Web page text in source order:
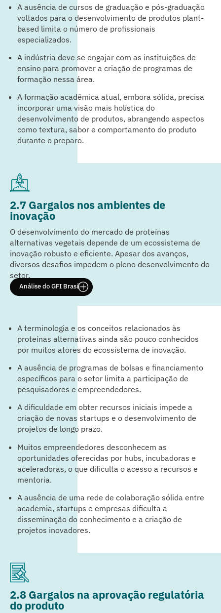
A ausência de cursos de graduação e pós-graduação
voltados para o desenvolvimento de produtos plant-
based limita o número de profissionais
especializados.
A indústria deve se engajar com as instituições de
ensino para promover a criação de programas de
formação nessa área.
A formação acadêmica atual, embora sólida, precisa
incorporar uma visão mais holística do
desenvolvimento de produtos, abrangendo aspectos
como textura, sabor e comportamento do produto
durante o preparo.
2.7 Gargalos nos ambientes de
inovação
O desenvolvimento do mercado de proteínas
alternativas vegetais depende de um ecossistema de
inovação robusto e eficiente. Apesar dos avanços,
diversos desafios impedem o pleno desenvolvimento do
setor.
Análise do GFI Brasil
A terminologia e os conceitos relacionados às
proteínas alternativas ainda são pouco conhecidos
por muitos atores do ecossistema de inovação.
A ausência de programas de bolsas e financiamento
específicos para o setor limita a participação de
pesquisadores e empreendedores.
A dificuldade em obter recursos iniciais impede a
criação de novas startups e o desenvolvimento de
projetos de longo prazo.
Muitos empreendedores desconhecem as
oportunidades oferecidas por hubs, incubadoras e
aceleradoras, o que dificulta o acesso a recursos e
mentoria.
A ausência de uma rede de colaboração sólida entre
academia, startups e empresas dificulta a
disseminação do conhecimento e a criação de
projetos inovadores.
2.8 Gargalos na aprovação regulatória
do produto